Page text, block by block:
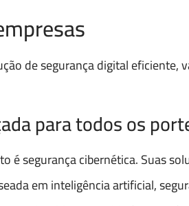
de segurança digital eficiente,
para todos os
é segurança cibernética. Suas
em inteligência artificial,